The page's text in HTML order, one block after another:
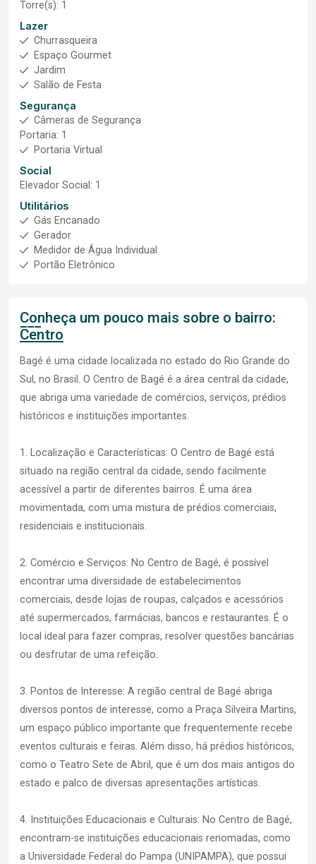
Torre(s): 1
Lazer
Churrasqueira
Espaço Gourmet
Jardim
Salão de Festa
Segurança
Câmeras de Segurança
Portaria: 1
Portaria Virtual
Social
Elevador Social: 1
Utilitários
Gás Encanado
Gerador
Medidor de Água Individual
Portão Eletrônico
Conheça um pouco mais sobre o bairro:
Centro
Bagé é uma cidade localizada no estado do Rio Grande do
Sul, no Brasil. O Centro de Bagé é a área central da cidade,
que abriga uma variedade de comércios, serviços, prédios
históricos e instituições importantes.
1. Localização e Características: O Centro de Bagé está
situado na região central da cidade, sendo facilmente
acessível a partir de diferentes bairros. É uma área
movimentada, com uma mistura de prédios comerciais,
residenciais e institucionais.
2. Comércio e Serviços: No Centro de Bagé, é possível
encontrar uma diversidade de estabelecimentos
comerciais, desde lojas de roupas, calçados e acessórios
até supermercados, farmácias, bancos e restaurantes. É o
local ideal para fazer compras, resolver questões bancárias
ou desfrutar de uma refeição.
3. Pontos de Interesse: A região central de Bagé abriga
diversos pontos de interesse, como a Praça Silveira Martins,
um espaço público importante que frequentemente recebe
eventos culturais e feiras. Além disso, há prédios históricos,
como o Teatro Sete de Abril, que é um dos mais antigos do
estado e palco de diversas apresentações artísticas.
4. Instituições Educacionais e Culturais: No Centro de Bagé,
encontram-se instituições educacionais renomadas, como
a Universidade Federal do Pampa (UNIPAMPA), que possui